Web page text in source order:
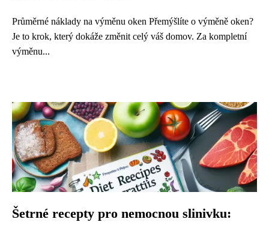
Průměrné náklady na výměnu oken Přemýšlíte o výměně oken?
Je to krok, který dokáže změnit celý váš domov. Za kompletní
výměnu...
Šetrné recepty pro nemocnou slinivku: